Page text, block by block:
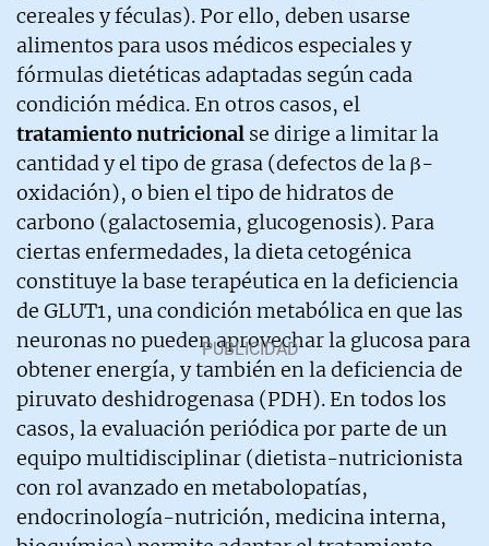
cereales y féculas). Por ello, deben usarse
alimentos para usos médicos especiales y
fórmulas dietéticas adaptadas según cada
condición médica. En otros casos, el
tratamiento nutricional se dirige a limitar la
cantidad y el tipo de grasa (defectos de la β-
oxidación), o bien el tipo de hidratos de
carbono (galactosemia, glucogenosis). Para
ciertas enfermedades, la dieta cetogénica
constituye la base terapéutica en la deficiencia
de GLUT1, una condición metabólica en que las
neuronas no pueden aprovechar la glucosa para
obtener energía, y también en la deficiencia de
piruvato deshidrogenasa (PDH). En todos los
casos, la evaluación periódica por parte de un
equipo multidisciplinar (dietista-nutricionista
con rol avanzado en metabolopatías,
endocrinología-nutrición, medicina interna,